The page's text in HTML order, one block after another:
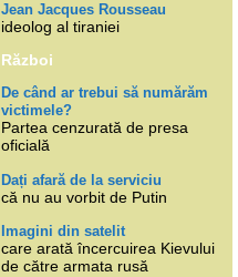
Jean Jacques Rousseau
ideolog al tiraniei
Război
De când ar trebui să numărăm
victimele?
Partea cenzurată de presa
oficială
Dați afară de la serviciu
că nu au vorbit de Putin
Imagini din satelit
care arată încercuirea Kievului
de către armata rusă